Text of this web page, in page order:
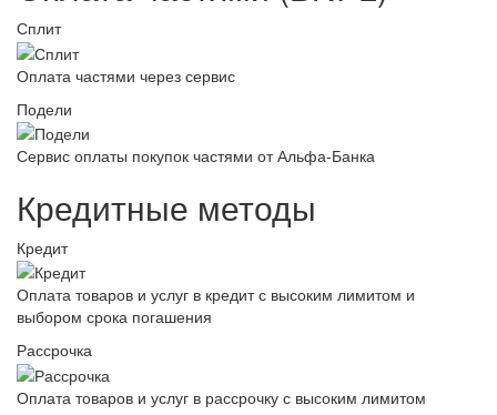
Сплит
Оплата частями через сервис
Подели
Сервис оплаты покупок частями от Альфа-Банка
Кредитные методы
Кредит
Оплата товаров и услуг в кредит с высоким лимитом и
выбором срока погашения
Рассрочка
Оплата товаров и услуг в рассрочку с высоким лимитом